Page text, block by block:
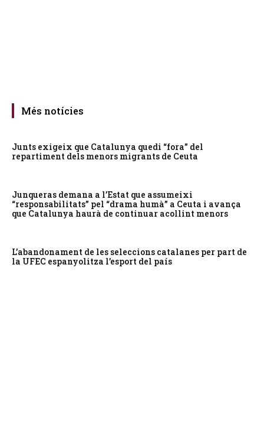
Més notícies
Junts exigeix que Catalunya quedi “fora” del
repartiment dels menors migrants de Ceuta
Junqueras demana a l’Estat que assumeixi
“responsabilitats” pel “drama humà” a Ceuta i avança
que Catalunya haurà de continuar acollint menors
L’abandonament de les seleccions catalanes per part de
la UFEC espanyolitza l’esport del país